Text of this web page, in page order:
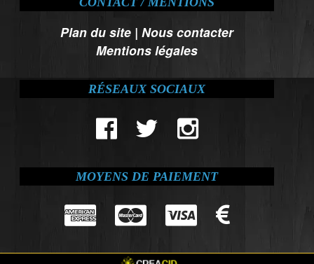
Plan du site |Nous contacter
Mentions légales
RÉSEAUX SOCIAUX
MOYENS DE PAIEMENT